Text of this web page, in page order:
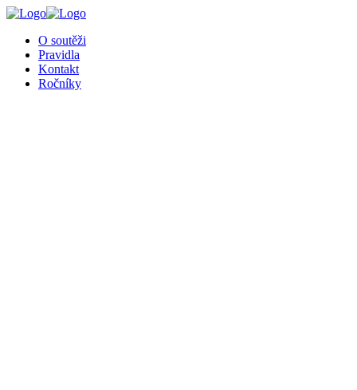
O soutěži
Pravidla
Kontakt
Ročníky